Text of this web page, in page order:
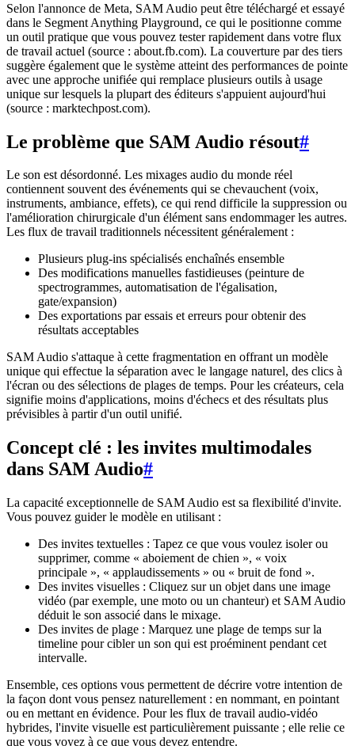
Selon l'annonce de Meta, SAM Audio peut être téléchargé et essayé
dans le Segment Anything Playground, ce qui le positionne comme
un outil pratique que vous pouvez tester rapidement dans votre flux
de travail actuel (source : about.fb.com). La couverture par des tiers
suggère également que le système atteint des performances de pointe
avec une approche unifiée qui remplace plusieurs outils à usage
unique sur lesquels la plupart des éditeurs s'appuient aujourd'hui
(source : marktechpost.com).
Le problème que SAM Audio résout#
Le son est désordonné. Les mixages audio du monde réel
contiennent souvent des événements qui se chevauchent (voix,
instruments, ambiance, effets), ce qui rend difficile la suppression ou
l'amélioration chirurgicale d'un élément sans endommager les autres.
Les flux de travail traditionnels nécessitent généralement :
Plusieurs plug-ins spécialisés enchaînés ensemble
Des modifications manuelles fastidieuses (peinture de
spectrogrammes, automatisation de l'égalisation,
gate/expansion)
Des exportations par essais et erreurs pour obtenir des
résultats acceptables
SAM Audio s'attaque à cette fragmentation en offrant un modèle
unique qui effectue la séparation avec le langage naturel, des clics à
l'écran ou des sélections de plages de temps. Pour les créateurs, cela
signifie moins d'applications, moins d'échecs et des résultats plus
prévisibles à partir d'un outil unifié.
Concept clé : les invites multimodales
dans SAM Audio#
La capacité exceptionnelle de SAM Audio est sa flexibilité d'invite.
Vous pouvez guider le modèle en utilisant :
Des invites textuelles : Tapez ce que vous voulez isoler ou
supprimer, comme « aboiement de chien », « voix
principale », « applaudissements » ou « bruit de fond ».
Des invites visuelles : Cliquez sur un objet dans une image
vidéo (par exemple, une moto ou un chanteur) et SAM Audio
déduit le son associé dans le mixage.
Des invites de plage : Marquez une plage de temps sur la
timeline pour cibler un son qui est proéminent pendant cet
intervalle.
Ensemble, ces options vous permettent de décrire votre intention de
la façon dont vous pensez naturellement : en nommant, en pointant
ou en mettant en évidence. Pour les flux de travail audio-vidéo
hybrides, l'invite visuelle est particulièrement puissante ; elle relie ce
que vous voyez à ce que vous devez entendre.